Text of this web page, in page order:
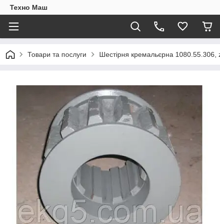
Техно Маш
Товари та послуги Шестірня кремальєрна 1080.55.306,